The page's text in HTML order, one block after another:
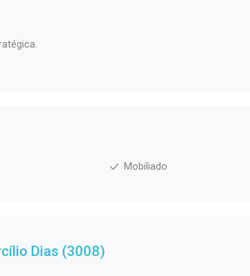
Mobiliado
Dias (3008)